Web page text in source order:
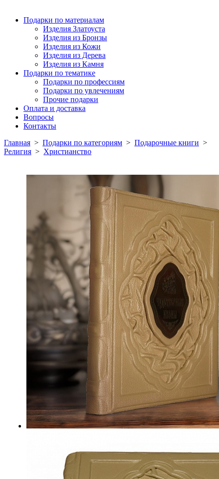
Подарки по материалам
Изделия Златоуста
Изделия из Бронзы
Изделия из Кожи
Изделия из Дерева
Изделия из Камня
Подарки по тематике
Подарки по профессиям
Подарки по увлечениям
Прочие подарки
Оплата и доставка
Вопросы
Контакты
Главная > Подарки по категориям > Подарочные книги >
Религия > Христианство